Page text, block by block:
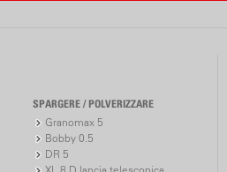
SPARGERE / POLVERIZZARE
Granomax 5
Bobby 0.5
DR 5